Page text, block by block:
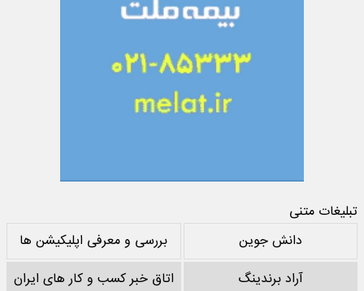
تبلیغات متنی
دانش جوین
بررسی و معرفی اپلیکیشن ها
آراد برندینگ
اتاق خبر کسب و کار های ایران